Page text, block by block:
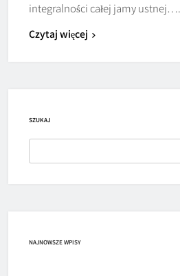
integralności całej jamy ustnej….
Czytaj więcej
SZUKAJ
NAJNOWSZE WPISY